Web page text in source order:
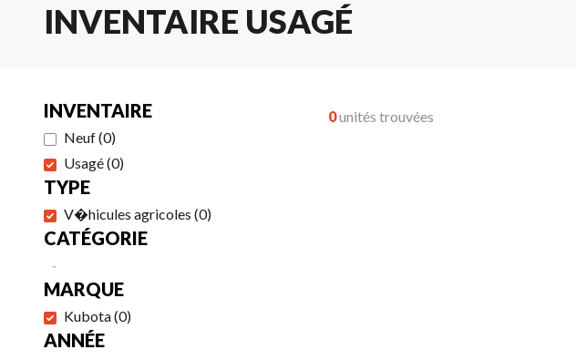
INVENTAIRE USAGÉ
INVENTAIRE
Neuf(0)
Usagé(0)
TYPE
V�hicules agricoles (0)
CATÉGORIE
-
MARQUE
Kubota(0)
ANNÉE
0unités trouvées